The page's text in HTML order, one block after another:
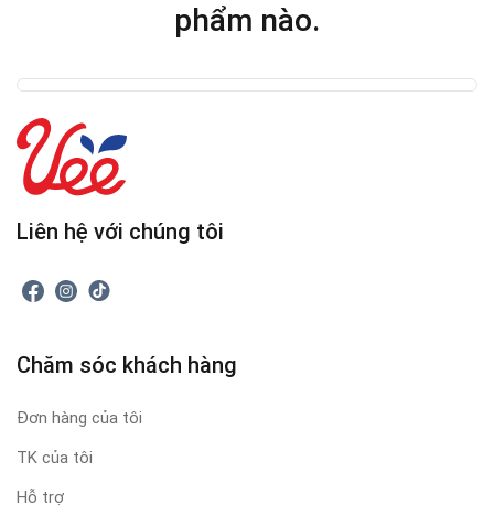
phẩm nào.
Liên hệ với chúng tôi
Chăm sóc khách hàng
Đơn hàng của tôi
TK của tôi
Hỗ trợ